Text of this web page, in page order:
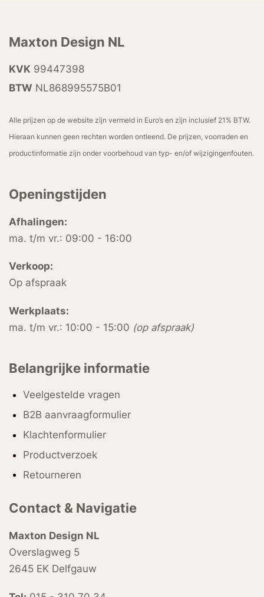
Maxton Design NL
KVK 99447398
BTW NL868995575B01
Alle prijzen op de website zijn vermeld in Euro’s en zijn inclusief 21% BTW.
Hieraan kunnen geen rechten worden ontleend. De prijzen, voorraden en
productinformatie zijn onder voorbehoud van typ- en/of wijzigingenfouten.
Openingstijden
Afhalingen:
ma. t/m vr.: 09:00 - 16:00
Verkoop:
Op afspraak
Werkplaats:
ma. t/m vr.: 10:00 - 15:00 (op afspraak)
Belangrijke informatie
Veelgestelde vragen
B2B aanvraagformulier
Klachtenformulier
Productverzoek
Retourneren
Contact & Navigatie
Maxton Design NL
Overslagweg 5
2645 EK Delfgauw